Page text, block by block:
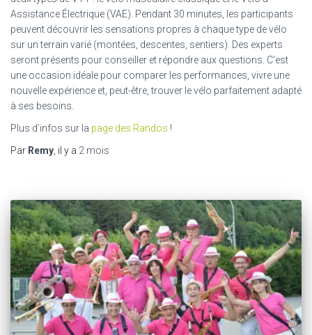
Assistance Électrique (VAE). Pendant 30 minutes, les participants
peuvent découvrir les sensations propres à chaque type de vélo
sur un terrain varié (montées, descentes, sentiers). Des experts
seront présents pour conseiller et répondre aux questions. C’est
une occasion idéale pour comparer les performances, vivre une
nouvelle expérience et, peut-être, trouver le vélo parfaitement adapté
à ses besoins.
Plus d’infos sur la page des Randos !
Par Remy, il y a 2 mois